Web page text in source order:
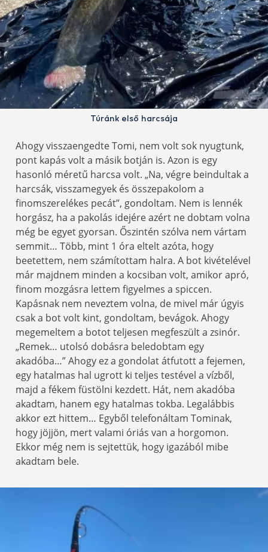
Túránk első harcsája
Ahogy visszaengedte Tomi, nem volt sok nyugtunk,
pont kapás volt a másik botján is. Azon is egy
hasonló méretű harcsa volt. „Na, végre beindultak a
harcsák, visszamegyek és összepakolom a
finomszerelékes pecát”, gondoltam. Nem is lennék
horgász, ha a pakolás idejére azért ne dobtam volna
még be egyet gyorsan. Őszintén szólva nem vártam
semmit… Több, mint 1 óra eltelt azóta, hogy
beetettem, nem számítottam halra. A bot kivételével
már majdnem minden a kocsiban volt, amikor apró,
finom mozgásra lettem figyelmes a spiccen.
Kapásnak nem neveztem volna, de mivel már úgyis
csak a bot volt kint, gondoltam, bevágok. Ahogy
megemeltem a botot teljesen megfeszült a zsinór.
„Remek… utolsó dobásra beledobtam egy
akadóba…” Ahogy ez a gondolat átfutott a fejemen,
egy hatalmas hal ugrott ki teljes testével a vízből,
majd a fékem füstölni kezdett. Hát, nem akadóba
akadtam, hanem egy hatalmas tokba. Legalábbis
akkor ezt hittem… Egyből telefonáltam Tominak,
hogy jöjjön, mert valami óriás van a horgomon.
Ekkor még nem is sejtettük, hogy igazából mibe
akadtam bele.